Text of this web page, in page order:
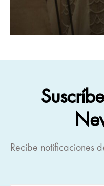
Recibe notificaciones